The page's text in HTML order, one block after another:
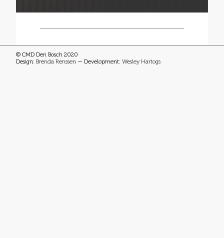
© CMD Den Bosch 2020
Design: Brenda Renssen — Development: Wesley Hartogs